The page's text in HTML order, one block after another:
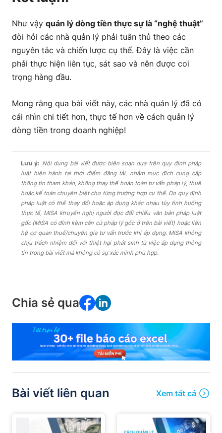
Như vậy quản lý dòng tiền thực sự là “nghệ thuật”
đòi hỏi các nhà quản lý phải tuân thủ theo các
nguyên tắc và chiến lược cụ thể. Đây là việc cần
phải thực hiện liên tục, sát sao và nên được coi
trọng hàng đầu.
Mong rằng qua bài viết này, các nhà quản lý đã có
cái nhìn chi tiết hơn, thực tế hơn về cách quản lý
dòng tiền trong doanh nghiệp!
Lưu ý: Nội dung bài viết được biên soạn dựa trên quy định pháp
luật hiện hành tại thời điểm đăng tải, nhằm mục đích cung cấp
thông tin tham khảo, không thay thế hoàn toàn tư vấn pháp lý, thuế
hoặc kế toán chuyên biệt cho từng trường hợp cụ thể. Do quy định
pháp luật có thể thay đổi hoặc áp dụng khác nhau tùy tình huống
thực tế, MISA khuyến nghị người đọc đối chiếu văn bản pháp luật
gốc (MISA có đính kèm căn cứ pháp lý gốc ở trên bài viết) hoặc liên
hệ cơ quan thuế/chuyên gia tư vấn trước khi áp dụng. MISA không
chịu trách nhiệm đối với thiệt hại phát sinh từ việc áp dụng thông
tin trong bài viết mà không có sự xác minh phù hợp.
Chia sẻ qua
Bài viết liên quan Xem tất cả